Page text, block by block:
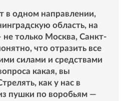
в одном направлении,
область, на
не только Москва, Санкт-
что отразить все
силами и средствами
какая, вы
как у нас в
пушки по воробьям —